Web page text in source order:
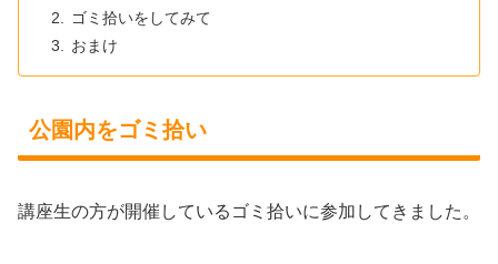
ゴミ拾いをしてみて
おまけ
公園内をゴミ拾い
講座生の方が開催しているゴミ拾いに参加してきました。